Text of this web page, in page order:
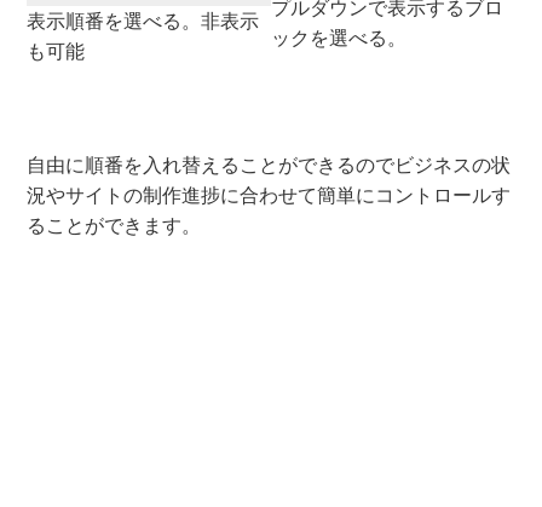
表示順番を選べる。非表示
も可能
プルダウンで表示するブロ
ックを選べる。
自由に順番を入れ替えることができるのでビジネスの状
況やサイトの制作進捗に合わせて簡単にコントロールす
ることができます。